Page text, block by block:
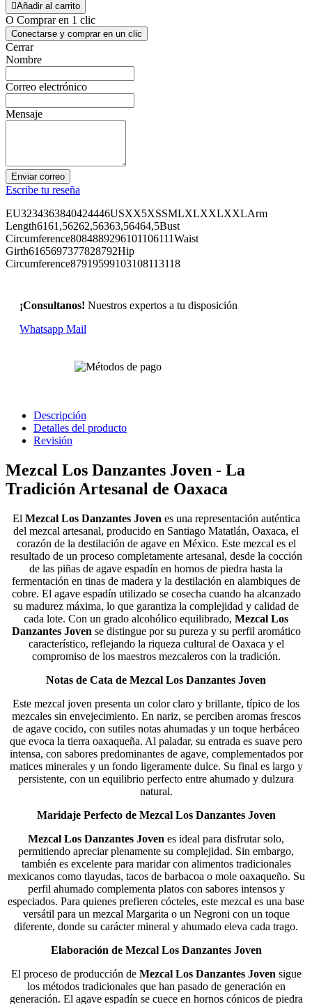
Añadir al carrito
O Comprar en 1 clic
Conectarse y comprar en un clic
Cerrar
Nombre
Correo electrónico
Mensaje
Enviar correo
Escribe tu reseña
EU3234363840424446USXX5XSSMLXLXXLXXLArm
Length6161,56262,56363,56464,5Bust
Circumference8084889296101106111Waist
Girth6165697377828792Hip
Circumference87919599103108113118
¡Consultanos! Nuestros expertos a tu disposición
Whatsapp Mail
Descripción
Detalles del producto
Revisión
Mezcal Los Danzantes Joven - La
Tradición Artesanal de Oaxaca
El Mezcal Los Danzantes Joven es una representación auténtica
del mezcal artesanal, producido en Santiago Matatlán, Oaxaca, el
corazón de la destilación de agave en México. Este mezcal es el
resultado de un proceso completamente artesanal, desde la cocción
de las piñas de agave espadín en hornos de piedra hasta la
fermentación en tinas de madera y la destilación en alambiques de
cobre. El agave espadín utilizado se cosecha cuando ha alcanzado
su madurez máxima, lo que garantiza la complejidad y calidad de
cada lote. Con un grado alcohólico equilibrado, Mezcal Los
Danzantes Joven se distingue por su pureza y su perfil aromático
característico, reflejando la riqueza cultural de Oaxaca y el
compromiso de los maestros mezcaleros con la tradición.
Notas de Cata de Mezcal Los Danzantes Joven
Este mezcal joven presenta un color claro y brillante, típico de los
mezcales sin envejecimiento. En nariz, se perciben aromas frescos
de agave cocido, con sutiles notas ahumadas y un toque herbáceo
que evoca la tierra oaxaqueña. Al paladar, su entrada es suave pero
intensa, con sabores predominantes de agave, complementados por
matices minerales y un fondo ligeramente dulce. Su final es largo y
persistente, con un equilibrio perfecto entre ahumado y dulzura
natural.
Maridaje Perfecto de Mezcal Los Danzantes Joven
Mezcal Los Danzantes Joven es ideal para disfrutar solo,
permitiendo apreciar plenamente su complejidad. Sin embargo,
también es excelente para maridar con alimentos tradicionales
mexicanos como tlayudas, tacos de barbacoa o mole oaxaqueño. Su
perfil ahumado complementa platos con sabores intensos y
especiados. Para quienes prefieren cócteles, este mezcal es una base
versátil para un mezcal Margarita o un Negroni con un toque
diferente, donde su carácter mineral y ahumado eleva cada trago.
Elaboración de Mezcal Los Danzantes Joven
El proceso de producción de Mezcal Los Danzantes Joven sigue
los métodos tradicionales que han pasado de generación en
generación. El agave espadín se cuece en hornos cónicos de piedra